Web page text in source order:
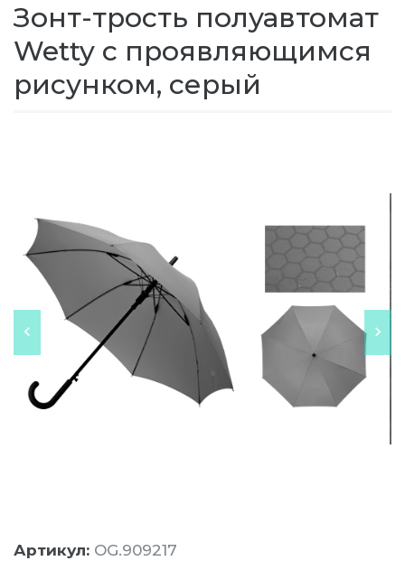
Зонт-трость полуавтомат
Wetty с проявляющимся
рисунком, серый
Артикул: OG.909217